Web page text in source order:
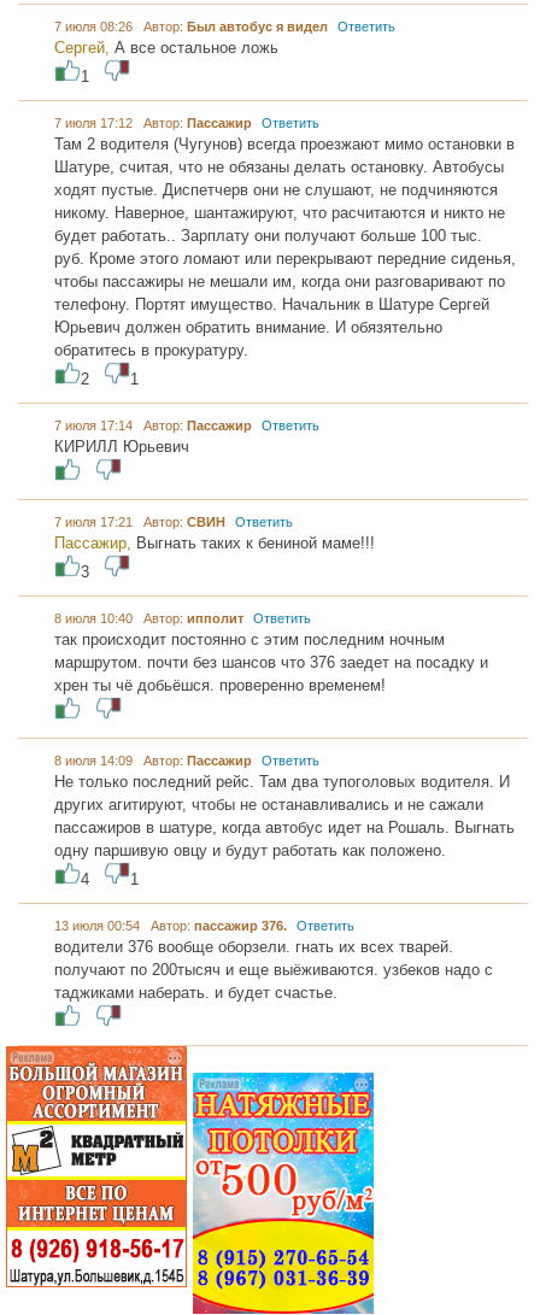
7 июля 08:26 Автор: Был автобус я видел Ответить
Сергей, А все остальное ложь
1
7 июля 17:12 Автор: Пассажир Ответить
Там 2 водителя (Чугунов) всегда проезжают мимо остановки в
Шатуре, считая, что не обязаны делать остановку. Автобусы
ходят пустые. Диспетчерв они не слушают, не подчиняются
никому. Наверное, шантажируют, что расчитаются и никто не
будет работать.. Зарплату они получают больше 100 тыс.
руб. Кроме этого ломают или перекрывают передние сиденья,
чтобы пассажиры не мешали им, когда они разговаривают по
телефону. Портят имущество. Начальник в Шатуре Сергей
Юрьевич должен обратить внимание. И обязятельно
обратитесь в прокуратуру.
2
1
7 июля 17:14 Автор: Пассажир Ответить
КИРИЛЛ Юрьевич
7 июля 17:21 Автор: СВИН Ответить
Пассажир, Выгнать таких к бениной маме!!!
3
8 июля 10:40 Автор: ипполит Ответить
так происходит постоянно с этим последним ночным
маршрутом. почти без шансов что 376 заедет на посадку и
хрен ты чё добьёшся. проверенно временем!
8 июля 14:09 Автор: Пассажир Ответить
Не только последний рейс. Там два тупоголовых водителя. И
других агитируют, чтобы не останавливались и не сажали
пассажиров в шатуре, когда автобус идет на Рошаль. Выгнать
одну паршивую овцу и будут работать как положено.
4
1
13 июля 00:54 Автор: пассажир 376. Ответить
водители 376 вообще оборзели. гнать их всех тварей.
получают по 200тысяч и еще выёживаются. узбеков надо с
таджиками наберать. и будет счастье.